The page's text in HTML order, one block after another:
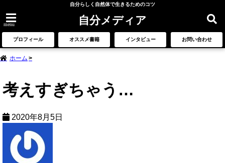
自分らしく自然体で生きるためのコツ
menu 自分メディア
プロフィール オススメ書籍 インタビュー お問い合わせ
ホーム
考えすぎちゃう…
2020年8月5日